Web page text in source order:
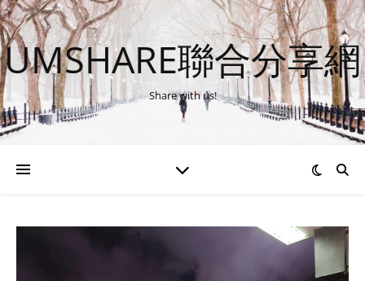
UMSHARE聯合分享網
Share with us!